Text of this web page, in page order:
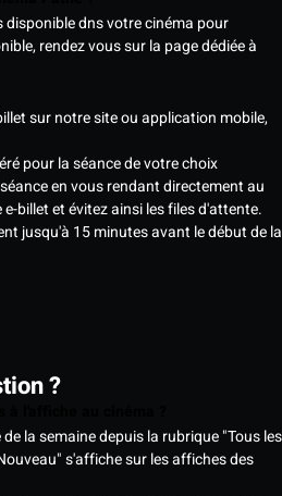
dns votre cinéma pour
rendez vous sur la page dédiée à
sur notre site ou application mobile,
pour la séance de votre choix
en vous rendant directement au
billet et évitez ainsi les files d'attente.
jusqu'à 15 minutes avant le début de la
?
la semaine depuis la rubrique "Tous les
s'affiche sur les affiches des